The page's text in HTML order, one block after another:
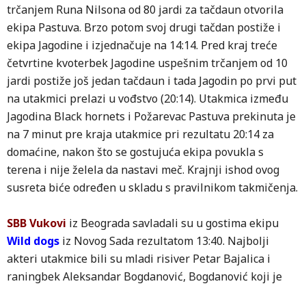
trčanjem Runa Nilsona od 80 jardi za tačdaun otvorila
ekipa Pastuva. Brzo potom svoj drugi tačdan postiže i
ekipa Jagodine i izjednačuje na 14:14. Pred kraj treće
četvrtine kvoterbek Jagodine uspešnim trčanjem od 10
jardi postiže još jedan tačdaun i tada Jagodin po prvi put
na utakmici prelazi u vođstvo (20:14). Utakmica između
Jagodina Black hornets i Požarevac Pastuva prekinuta je
na 7 minut pre kraja utakmice pri rezultatu 20:14 za
domaćine, nakon što se gostujuća ekipa povukla s
terena i nije želela da nastavi meč. Krajnji ishod ovog
susreta biće određen u skladu s pravilnikom takmičenja.
SBB Vukovi iz Beograda savladali su u gostima ekipu
Wild dogs iz Novog Sada rezultatom 13:40. Najbolji
akteri utakmice bili su mladi risiver Petar Bajalica i
raningbek Aleksandar Bogdanović, Bogdanović koji je